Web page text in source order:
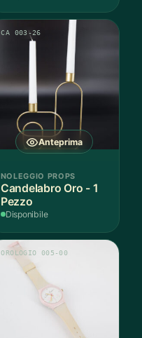
Anteprima
CA 003-26
NOLEGGIO PROPS
Candelabro Oro - 1
Pezzo
Disponibile
OROLOGIO 005-00